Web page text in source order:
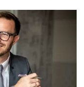
Partecipativi&nbsp;